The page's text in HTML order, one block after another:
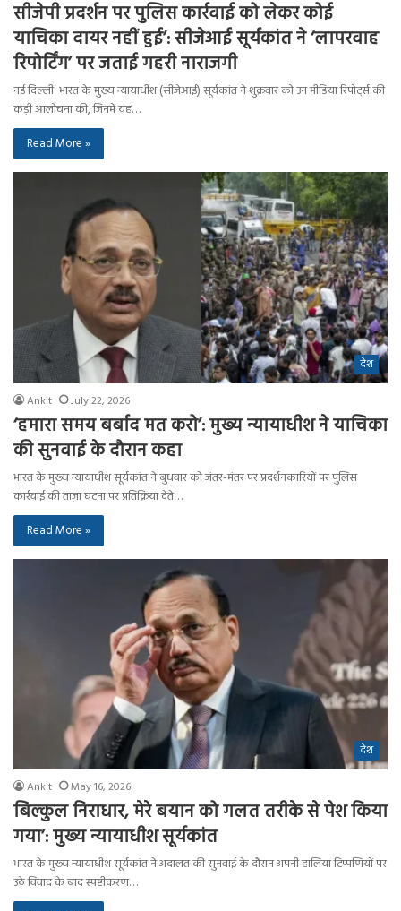
सीजेपी प्रदर्शन पर पुलिस कार्रवाई को लेकर कोई
याचिका दायर नहीं हुई’: सीजेआई सूर्यकांत ने ‘लापरवाह
रिपोर्टिंग’ पर जताई गहरी नाराजगी
नई दिल्ली: भारत के मुख्य न्यायाधीश (सीजेआई) सूर्यकांत ने शुक्रवार को उन मीडिया रिपोर्ट्स की
कड़ी आलोचना की, जिनमें यह…
Read More »
देश
Ankit July 22, 2026
‘हमारा समय बर्बाद मत करो’: मुख्य न्यायाधीश ने याचिका
की सुनवाई के दौरान कहा
भारत के मुख्य न्यायाधीश सूर्यकांत ने बुधवार को जंतर-मंतर पर प्रदर्शनकारियों पर पुलिस
कार्रवाई की ताज़ा घटना पर प्रतिक्रिया देते…
Read More »
देश
Ankit May 16, 2026
बिल्कुल निराधार, मेरे बयान को गलत तरीके से पेश किया
गया’: मुख्य न्यायाधीश सूर्यकांत
भारत के मुख्य न्यायाधीश सूर्यकांत ने अदालत की सुनवाई के दौरान अपनी हालिया टिप्पणियों पर
उठे विवाद के बाद स्पष्टीकरण…